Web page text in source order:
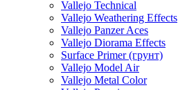
Vallejo Technical
Vallejo Weathering Effects
Vallejo Panzer Aces
Vallejo Diorama Effects
Surface Primer (грунт)
Vallejo Model Air
Vallejo Metal Color